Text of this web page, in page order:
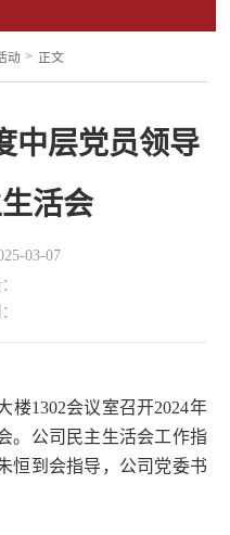
动 > 正文
中层党员领导
活会
03-07
楼1302会议室召开2024年
。公司民主生活会工作指
恒到会指导，公司党委书